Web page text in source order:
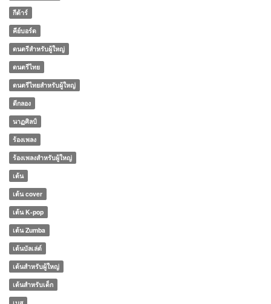
กีต้าร์
คีย์บอร์ด
ดนตรีสำหรับผู้ใหญ่
ดนตรีไทย
ดนตรีไทยสำหรับผู้ใหญ่
ตีกลอง
นาฏศิลป์
ร้องเพลง
ร้องเพลงสำหรับผู้ใหญ่
เต้น
เต้น cover
เต้น K-pop
เต้น Zumba
เต้นบัลเล่ต์
เต้นสำหรับผู้ใหญ่
เต้นสำหรับเด็ก